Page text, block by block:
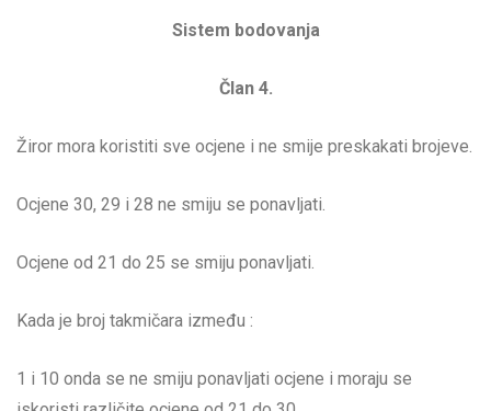
Sistem bodovanja
Član 4.
Žiror mora koristiti sve ocjene i ne smije preskakati brojeve.
Ocjene 30, 29 i 28 ne smiju se ponavljati.
Ocjene od 21 do 25 se smiju ponavljati.
Kada je broj takmičara između :
1 i 10 onda se ne smiju ponavljati ocjene i moraju se